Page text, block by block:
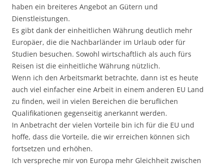
haben ein breiteres Angebot an Gütern und
Dienstleistungen.
Es gibt dank der einheitlichen Währung deutlich mehr
Europäer, die die Nachbarländer im Urlaub oder für
Studien besuchen. Sowohl wirtschaftlich als auch fürs
Reisen ist die einheitliche Währung nützlich.
Wenn ich den Arbeitsmarkt betrachte, dann ist es heute
auch viel einfacher eine Arbeit in einem anderen EU Land
zu finden, weil in vielen Bereichen die beruflichen
Qualifikationen gegenseitig anerkannt werden.
In Anbetracht der vielen Vorteile bin ich für die EU und
hoffe, dass die Vorteile, die wir erreichen können sich
fortsetzen und erhöhen.
Ich verspreche mir von Europa mehr Gleichheit zwischen